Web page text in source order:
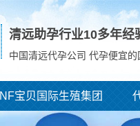
清远助孕行业10多年经
中国清远代孕公司 代孕便宜的
NF宝贝国际生殖集团